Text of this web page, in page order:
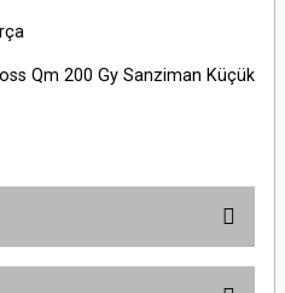
Qm 200 Gy Sanziman Küçük